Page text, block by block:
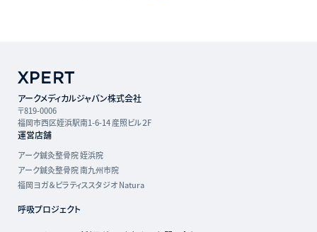
アークメディカルジャパン株式会社
〒819-0006
福岡市西区姪浜駅南1-6-14 産照ビル２F
運営店舗
アーク鍼灸整骨院 姪浜院
アーク鍼灸整骨院 南九州市院
福岡ヨガ＆ピラティススタジオ Natura
呼吸プロジェクト